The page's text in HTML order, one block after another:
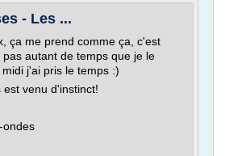
- Les ...
ça me prend comme ça, c'est
autant de temps que je le
j'ai pris le temps :)
venu d'instinct!
ondes